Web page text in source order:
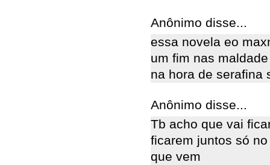
Anônimo disse...
essa novela eo
um fim nas
na hora de serafina
Anônimo disse...
Tb acho que vai
ficarem juntos só
que vem